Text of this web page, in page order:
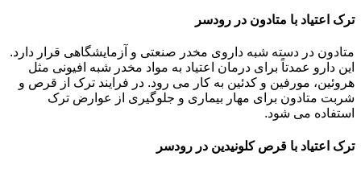
ترک اعتیاد با متادون در رودسر
متادون در دسته شبه داروی مخدر صنعتی و آزمایشگاهی قرار دارد.
این دارو عمدتاً برای درمان اعتیاد به مواد مخدر شبه افیونی مثل
هروئین، مورفین و کدئین به کار می رود. در فرایند ترک از قرص و
شربت متادون برای مهار بیماری و جلوگیری از عوارض ترک
استفاده می شود.
ترک اعتیاد با قرص کلونیدین در رودسر